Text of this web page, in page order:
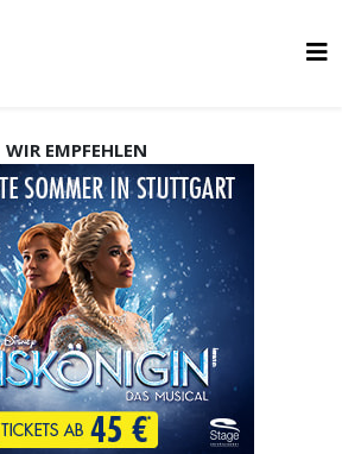
WIR EMPFEHLEN